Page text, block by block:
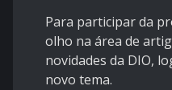
Para participar da
olho na área de
novidades da DIO,
novo tema.